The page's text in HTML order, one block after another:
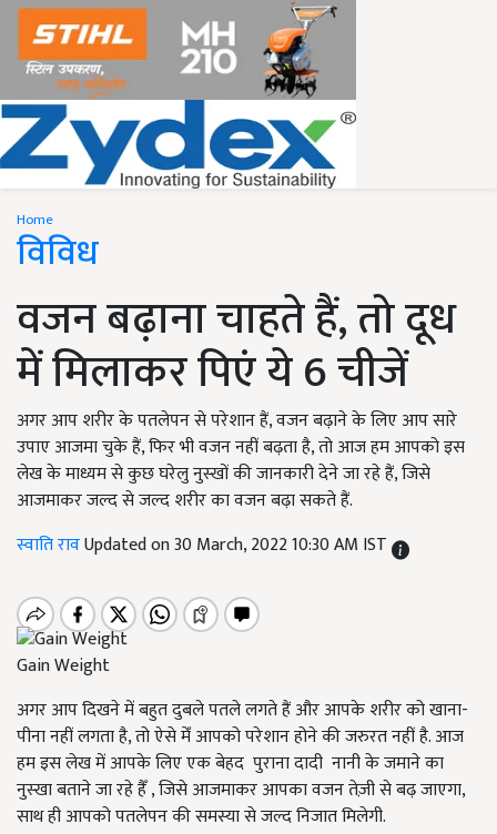
Home
विविध
वजन बढ़ाना चाहते हैं, तो दूध
में मिलाकर पिएं ये 6 चीजें
अगर आप शरीर के पतलेपन से परेशान हैं, वजन बढ़ाने के लिए आप सारे
उपाए आजमा चुके हैं, फिर भी वजन नहीं बढ़ता है, तो आज हम आपको इस
लेख के माध्यम से कुछ घरेलु नुस्खों की जानकारी देने जा रहे हैं, जिसे
आजमाकर जल्द से जल्द शरीर का वजन बढ़ा सकते हैं.
स्वाति रावUpdated on 30 March, 2022 10:30 AM IST
Gain Weight
अगर आप दिखने में बहुत दुबले पतले लगते हैं और आपके शरीर को खाना-
पीना नहीं लगता है, तो ऐसे मेँ आपको परेशान होने की जरुरत नहीं है. आज
हम इस लेख में आपके लिए एक बेहद पुराना दादी नानी के जमाने का
नुस्खा बताने जा रहे हैँ , जिसे आजमाकर आपका वजन तेज़ी से बढ़ जाएगा,
साथ ही आपको पतलेपन की समस्या से जल्द निजात मिलेगी.